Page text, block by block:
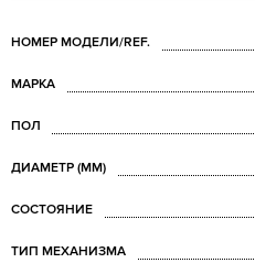
НОМЕР МОДЕЛИ/REF.
МАРКА
ПОЛ
ДИАМЕТР (MM)
СОСТОЯНИЕ
ТИП МЕХАНИЗМА